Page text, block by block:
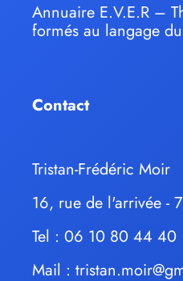
Annuaire E.V.E.R –
formés au langage
Contact
Tristan-Frédéric Moir
16, rue de l'arrivée -
Tel : 06 10 80 44 40
Mail :